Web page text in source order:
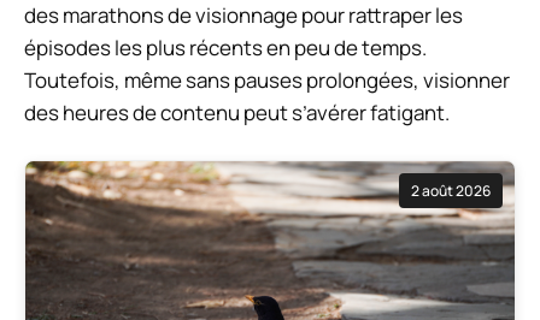
des marathons de visionnage pour rattraper les
épisodes les plus récents en peu de temps.
Toutefois, même sans pauses prolongées, visionner
des heures de contenu peut s’avérer fatigant.
2 août 2026